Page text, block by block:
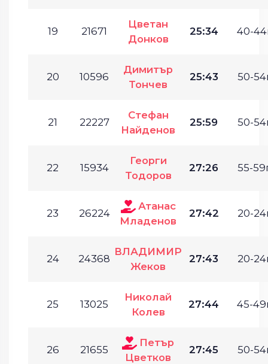
19 21671
Цветан
Донков
25:34 40-
20 10596
Димитър
Тончев
25:43 50-
21 22227
Стефан
Найденов
25:59 50-
22 15934
Георги
Тодоров
27:26 55-
23 26224
Атанас
Младенов
27:42 20-
24 24368
ВЛАДИМИР
Жеков
27:43 20-
25 13025
Николай
Колев
27:44 45-
26 21655
Петър
Цветков
27:45 50-